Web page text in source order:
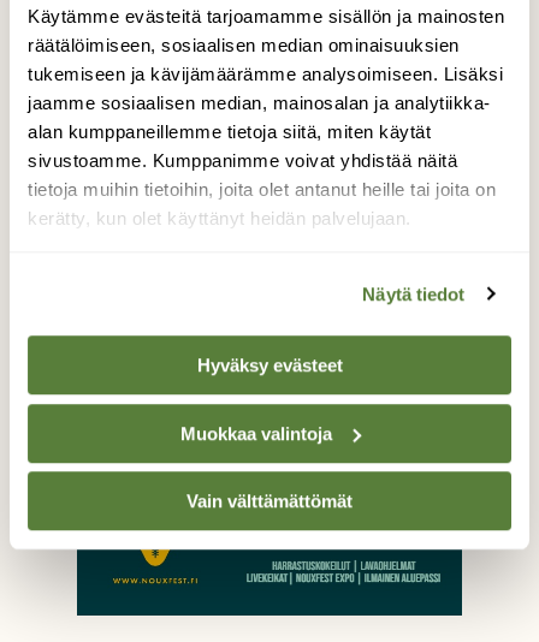
Käytämme evästeitä tarjoamamme sisällön ja mainosten
räätälöimiseen, sosiaalisen median ominaisuuksien
tukemiseen ja kävijämäärämme analysoimiseen. Lisäksi
jaamme sosiaalisen median, mainosalan ja analytiikka-
alan kumppaneillemme tietoja siitä, miten käytät
sivustoamme. Kumppanimme voivat yhdistää näitä
tietoja muihin tietoihin, joita olet antanut heille tai joita on
kerätty, kun olet käyttänyt heidän palvelujaan.
Näytä tiedot
Hyväksy evästeet
Muokkaa valintoja
Vain välttämättömät